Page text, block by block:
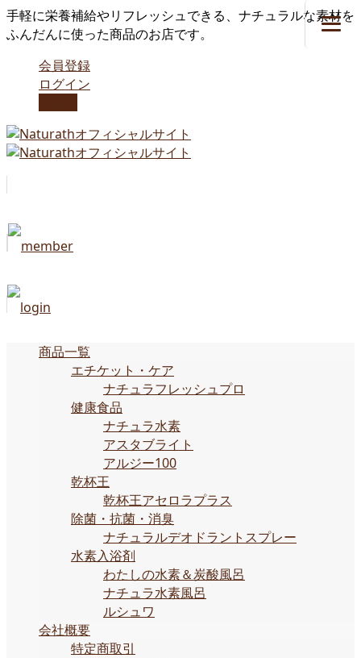
手軽に栄養補給やリフレッシュできる、ナチュラルな素材を
ふんだんに使った商品のお店です。
会員登録
ログイン
商品一覧
エチケット・ケア
ナチュラフレッシュプロ
健康食品
ナチュラ水素
アスタブライト
アルジー100
乾杯王
乾杯王アセロラプラス
除菌・抗菌・消臭
ナチュラルデオドラントスプレー
水素入浴剤
わたしの水素＆炭酸風呂
ナチュラ水素風呂
ルシュワ
会社概要
特定商取引